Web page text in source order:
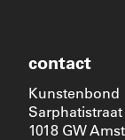
contact
Kunstenbond
Sarphatistraat
1018 GW